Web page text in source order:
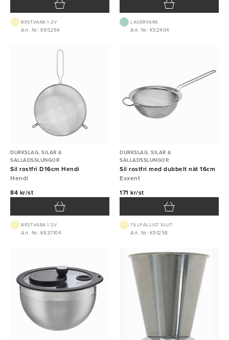
BEST.VARA 1-2V
Art. Nr: K95264
LAGERVARA
Art. Nr: K52404
DURKSLAG, SILAR &
SALLADSSLUNGOR
Sil rostfri D16cm Hendi
Hendi
84 kr/st
BEST.VARA 1-2V
Art. Nr: K637104
DURKSLAG, SILAR &
SALLADSSLUNGOR
Sil rostfri med dubbelt nät 16cm
Exxent
171 kr/st
TILLFÄLLIGT SLUT
Art. Nr: K51258